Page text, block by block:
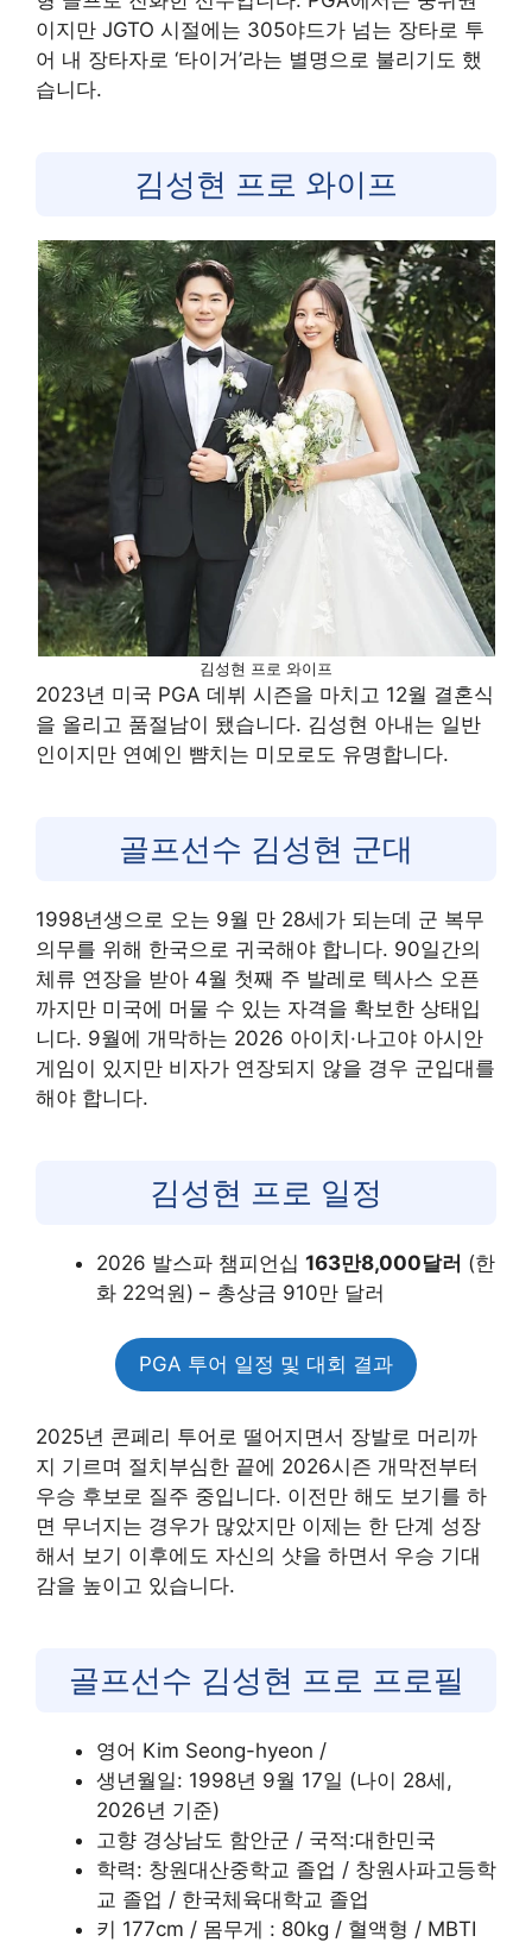
이지만 JGTO 시절에는 305야드가 넘는 장타로 투
어 내 장타자로 ‘타이거’라는 별명으로 불리기도 했
습니다.
김성현 프로 와이프
김성현 프로 와이프
2023년 미국 PGA 데뷔 시즌을 마치고 12월 결혼식
을 올리고 품절남이 됐습니다. 김성현 아내는 일반
인이지만 연예인 뺨치는 미모로도 유명합니다.
골프선수 김성현 군대
1998년생으로 오는 9월 만 28세가 되는데 군 복무
의무를 위해 한국으로 귀국해야 합니다. 90일간의
체류 연장을 받아 4월 첫째 주 발레로 텍사스 오픈
까지만 미국에 머물 수 있는 자격을 확보한 상태입
니다. 9월에 개막하는 2026 아이치·나고야 아시안
게임이 있지만 비자가 연장되지 않을 경우 군입대를
해야 합니다.
김성현 프로 일정
2026 발스파 챔피언십 163만8,000달러 (한
화 22억원) – 총상금 910만 달러
PGA 투어 일정 및 대회 결과
2025년 콘페리 투어로 떨어지면서 장발로 머리까
지 기르며 절치부심한 끝에 2026시즌 개막전부터
우승 후보로 질주 중입니다. 이전만 해도 보기를 하
면 무너지는 경우가 많았지만 이제는 한 단계 성장
해서 보기 이후에도 자신의 샷을 하면서 우승 기대
감을 높이고 있습니다.
골프선수 김성현 프로 프로필
영어 Kim Seong-hyeon /
생년월일: 1998년 9월 17일 (나이 28세,
2026년 기준)​
고향 경상남도 함안군 / 국적:대한민국​
학력: 창원대산중학교 졸업 / 창원사파고등학
교 졸업 / 한국체육대학교 졸업​
키 177cm / 몸무게 : 80kg / 혈액형 / MBTI